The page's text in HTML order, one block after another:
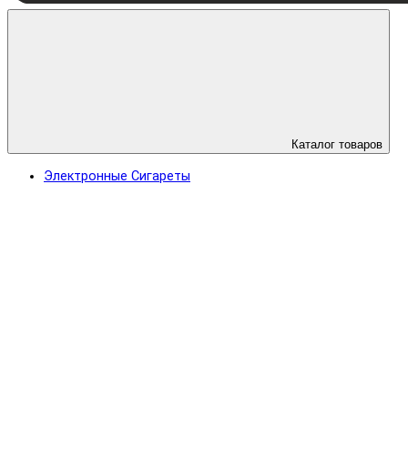
Каталог товаров
Электронные Сигареты